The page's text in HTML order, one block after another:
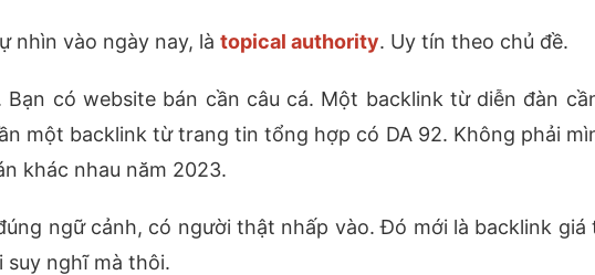
nhìn vào ngày nay, là topical authority. Uy tín theo chủ đề.
có website bán cần câu cá. Một backlink từ diễn đàn
một backlink từ trang tin tổng hợp có DA 92. Không phải
khác nhau năm 2023.
ngữ cảnh, có người thật nhấp vào. Đó mới là backlink giá
suy nghĩ mà thôi.